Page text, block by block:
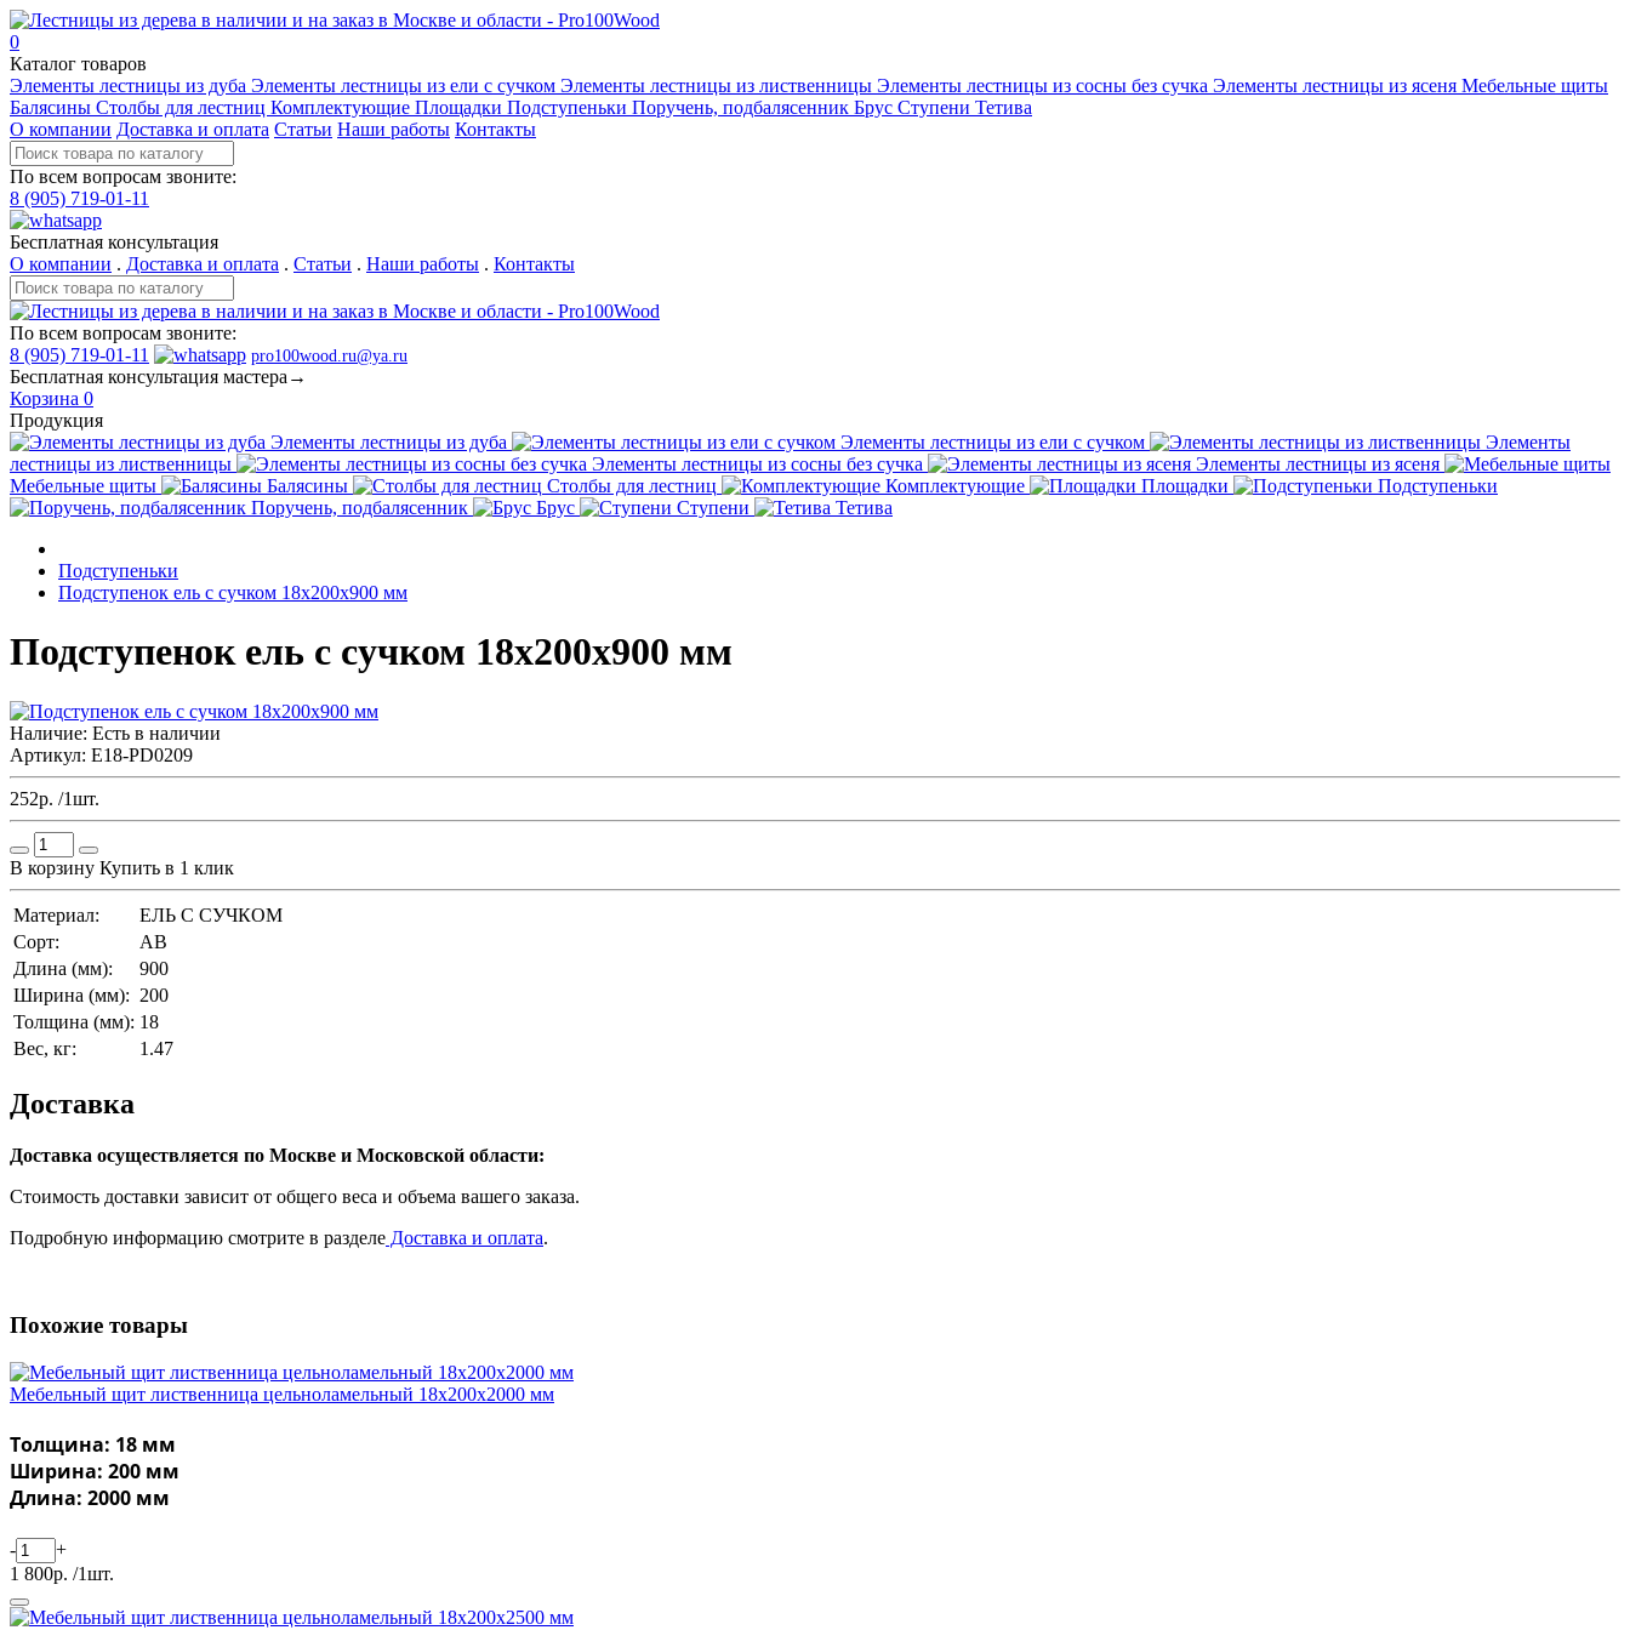
0
Каталог товаров
Элементы лестницы из дуба Элементы лестницы из ели с сучком Элементы лестницы из лиственницы Элементы лестницы из сосны без сучка Элементы лестницы из ясеня Мебельные щиты
Балясины Столбы для лестниц Комплектующие Площадки Подступеньки Поручень, подбалясенник Брус Ступени Тетива
О компании Доставка и оплата Статьи Наши работы Контакты
По всем вопросам звоните:
8 (905) 719-01-11
Бесплатная консультация
О компании . Доставка и оплата . Статьи . Наши работы . Контакты
По всем вопросам звоните:
8 (905) 719-01-11
pro100wood.ru@ya.ru
Бесплатная консультация мастера→
Корзина 0
Продукция
Элементы лестницы из дуба
Элементы лестницы из ели с сучком
Элементы
лестницы из лиственницы
Элементы лестницы из сосны без сучка
Элементы лестницы из ясеня
Мебельные щиты
Балясины Столбы для лестниц Комплектующие Площадки
Подступеньки
Поручень, подбалясенник
Брус Ступени Тетива
Подступеньки
Подступенок ель с сучком 18х200х900 мм
Подступенок ель с сучком 18х200х900 мм
Наличие: Есть в наличии
Артикул: E18-PD0209
252р. /1шт.
В корзину Купить в 1 клик
Материал:
ЕЛЬ С СУЧКОМ
Сорт:
AB
Длина (мм):
900
Ширина (мм): 200
Толщина (мм): 18
Вес, кг:
1.47
Доставка
Доставка осуществляется по Москве и Московской области:
Стоимость доставки зависит от общего веса и объема вашего заказа.
Подробную информацию смотрите в разделе Доставка и оплата.
Похожие товары
Мебельный щит лиственница цельноламельный 18х200х2000 мм
Толщина: 18 мм
Ширина: 200 мм
Длина: 2000 мм
-
+
1 800р. /1шт.